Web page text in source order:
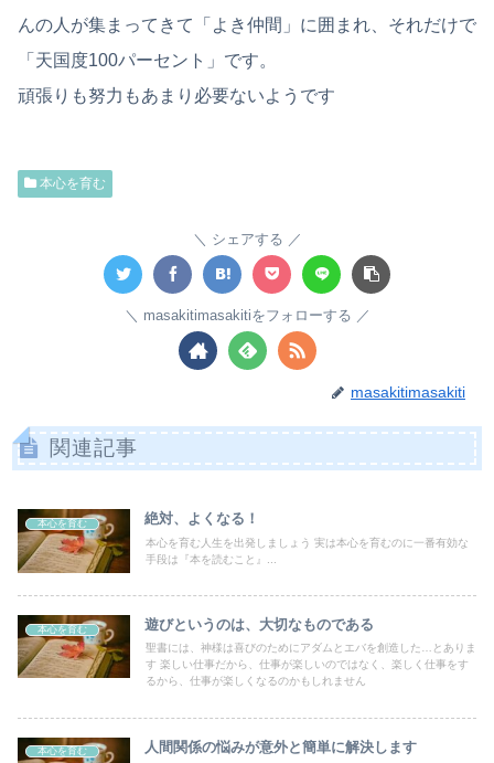
んの人が集まってきて「よき仲間」に囲まれ、それだけで
「天国度100パーセント」です。
頑張りも努力もあまり必要ないようです
本心を育む
シェアする
masakitimasakitiをフォローする
masakitimasakiti
関連記事
本心を育む 絶対、よくなる！
本心を育む人生を出発しましょう 実は本心を育むのに一番有効な
手段は『本を読むこと』...
本心を育む 遊びというのは、大切なものである
聖書には、神様は喜びのためにアダムとエバを創造した…とありま
す 楽しい仕事だから、仕事が楽しいのではなく、楽しく仕事をす
るから、仕事が楽しくなるのかもしれません
本心を育む 人間関係の悩みが意外と簡単に解決します